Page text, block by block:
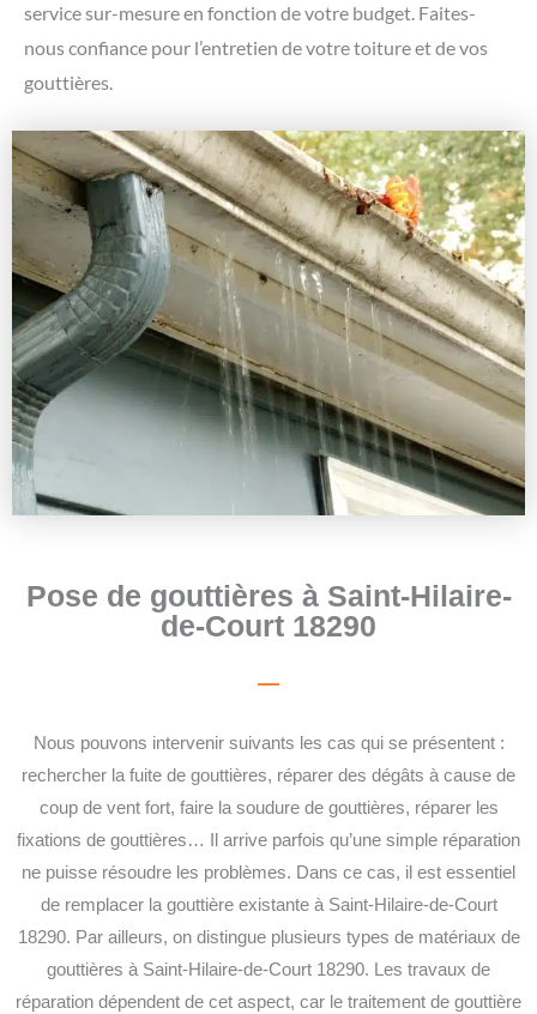
service sur-mesure en fonction de votre budget. Faites-
nous confiance pour l’entretien de votre toiture et de vos
gouttières.
Pose de gouttières à Saint-Hilaire-
de-Court 18290
Nous pouvons intervenir suivants les cas qui se présentent :
rechercher la fuite de gouttières, réparer des dégâts à cause de
coup de vent fort, faire la soudure de gouttières, réparer les
fixations de gouttières… Il arrive parfois qu’une simple réparation
ne puisse résoudre les problèmes. Dans ce cas, il est essentiel
de remplacer la gouttière existante à Saint-Hilaire-de-Court
18290. Par ailleurs, on distingue plusieurs types de matériaux de
gouttières à Saint-Hilaire-de-Court 18290. Les travaux de
réparation dépendent de cet aspect, car le traitement de gouttière